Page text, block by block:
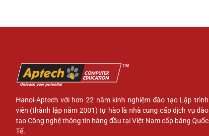
Hanoi-Aptech với hơn 22 năm kinh nghiệm đào tạo Lập trình
viên (thành lập năm 2001) tự hào là nhà cung cấp dịch vụ đào
tạo Công nghệ thông tin hàng đầu tại Việt Nam cấp bằng Quốc
Tế.